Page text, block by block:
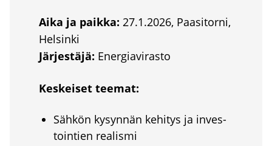
Aika ja paik­ka: 27.1.2026, Paa­si­tor­ni,
Hel­sin­ki
Jär­jes­tä­jä: Ener­gia­vi­ras­to
Kes­kei­set tee­mat:
Säh­kön kysyn­nän kehi­tys ja inves­
toin­tien rea­lis­mi